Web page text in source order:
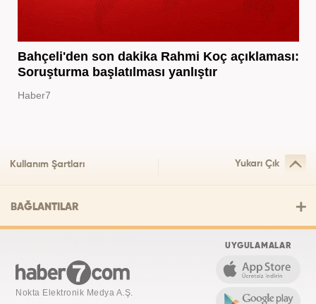
Bahçeli'den son dakika Rahmi Koç açıklaması:
Soruşturma başlatılması yanlıştır
Haber7
Kullanım Şartları Yukarı Çık
BAĞLANTILAR
Nokta Elektronik Medya A.Ş.
UYGULAMALAR